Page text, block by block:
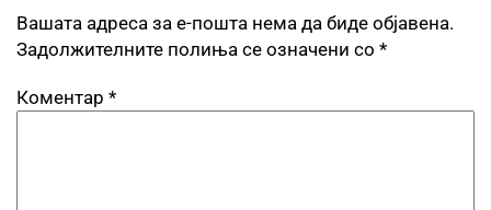
Вашата адреса за е-пошта нема да биде објавена.
Задолжителните полиња се означени со *
Коментар *